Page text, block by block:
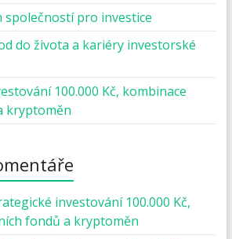
společností pro investice
do života a kariéry investorské
100.000 Kč, kombinace
kryptoměn
investování 100.000 Kč,
fondů a kryptoměn